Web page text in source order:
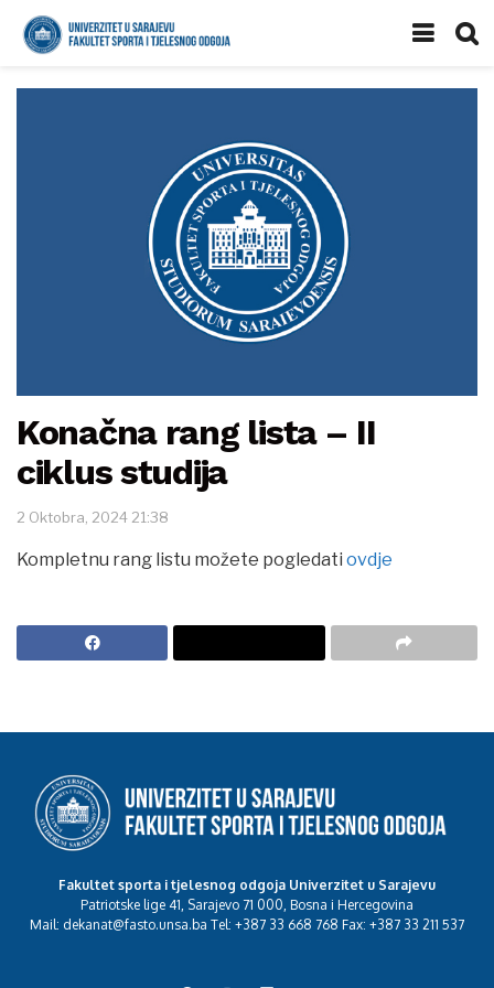
Konačna rang lista – II
ciklus studija
2 Oktobra, 2024 21:38
Kompletnu rang listu možete pogledati ovdje
Fakultet sporta i tjelesnog odgoja Univerzitet u Sarajevu
Patriotske lige 41, Sarajevo 71 000, Bosna i Hercegovina
Mail: dekanat@fasto.unsa.ba Tel: +387 33 668 768 Fax: +387 33 211 537